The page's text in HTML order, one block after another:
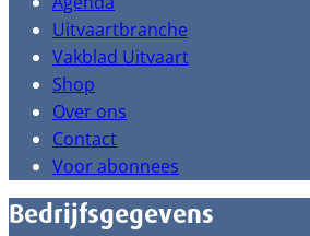
Uitvaartbranche
Vakblad Uitvaart
Shop
Over ons
Contact
Voor abonnees
Bedrijfsgegevens